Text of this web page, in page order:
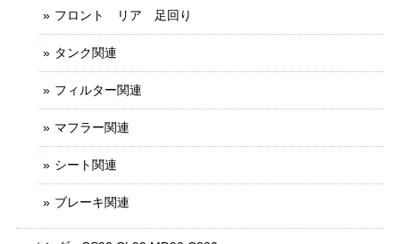
フロント リア 足回り
タンク関連
フィルター関連
マフラー関連
シート関連
ブレーキ関連